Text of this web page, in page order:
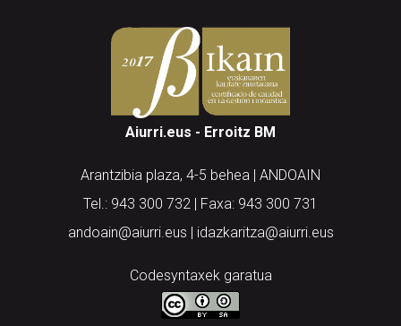
Aiurri.eus - Erroitz BM
Arantzibia plaza, 4-5 behea | ANDOAIN
Tel.: 943 300 732 | Faxa: 943 300 731
andoain@aiurri.eus | idazkaritza@aiurri.eus
Codesyntaxek garatua